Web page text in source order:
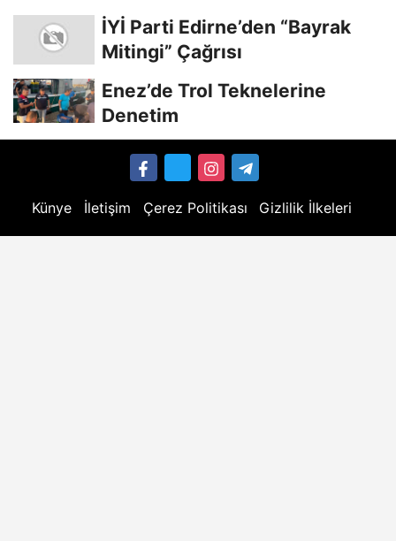
BİLİYORDUNUZ, ADRESİNİ Mİ
UNUTTUNUZ?”
İYİ Parti Edirne’den “Bayrak
Mitingi” Çağrısı
Enez’de Trol Teknelerine
Denetim
Künye İletişim Çerez Politikası Gizlilik İlkeleri